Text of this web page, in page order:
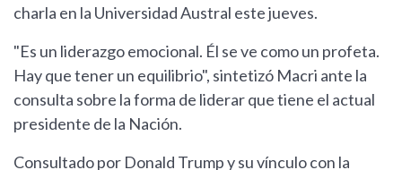
charla en la Universidad Austral este jueves.
"Es un liderazgo emocional. Él se ve como un profeta.
Hay que tener un equilibrio", sintetizó Macri ante la
consulta sobre la forma de liderar que tiene el actual
presidente de la Nación.
Consultado por Donald Trump y su vínculo con la